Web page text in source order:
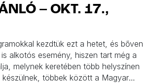
– OKT. 17.,
kezdtük ezt a hetet, és bőven
alkotós esemény, hiszen tart még a
melynek keretében több helyszínen
többek között a Magyar